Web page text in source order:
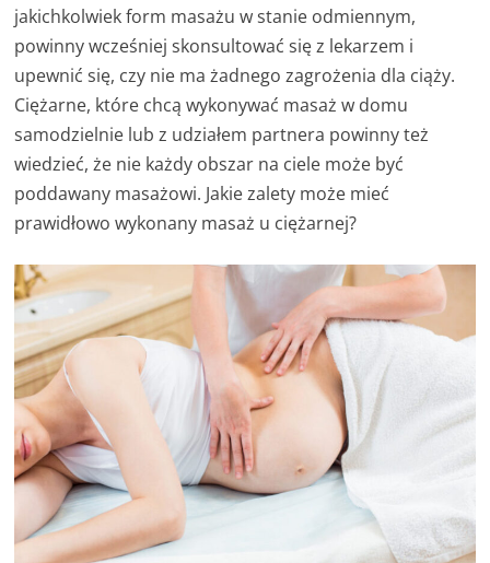
jakichkolwiek form masażu w stanie odmiennym,
powinny wcześniej skonsultować się z lekarzem i
upewnić się, czy nie ma żadnego zagrożenia dla ciąży.
Ciężarne, które chcą wykonywać masaż w domu
samodzielnie lub z udziałem partnera powinny też
wiedzieć, że nie każdy obszar na ciele może być
poddawany masażowi. Jakie zalety może mieć
prawidłowo wykonany masaż u ciężarnej?